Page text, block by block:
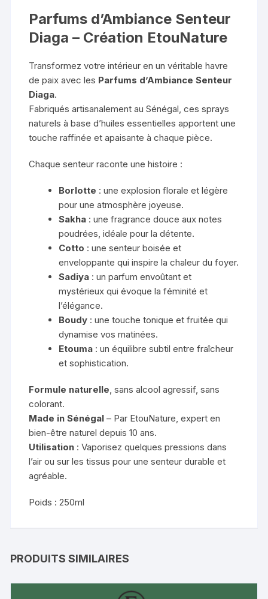
Parfums d’Ambiance Senteur
Diaga – Création EtouNature
Transformez votre intérieur en un véritable havre
de paix avec les Parfums d’Ambiance Senteur
Diaga.
Fabriqués artisanalement au Sénégal, ces sprays
naturels à base d’huiles essentielles apportent une
touche raffinée et apaisante à chaque pièce.
Chaque senteur raconte une histoire :
Borlotte : une explosion florale et légère
pour une atmosphère joyeuse.
Sakha : une fragrance douce aux notes
poudrées, idéale pour la détente.
Cotto : une senteur boisée et
enveloppante qui inspire la chaleur du foyer.
Sadiya : un parfum envoûtant et
mystérieux qui évoque la féminité et
l’élégance.
Boudy : une touche tonique et fruitée qui
dynamise vos matinées.
Etouma : un équilibre subtil entre fraîcheur
et sophistication.
Formule naturelle, sans alcool agressif, sans
colorant.
Made in Sénégal – Par EtouNature, expert en
bien-être naturel depuis 10 ans.
Utilisation : Vaporisez quelques pressions dans
l’air ou sur les tissus pour une senteur durable et
agréable.
Poids : 250ml
PRODUITS SIMILAIRES